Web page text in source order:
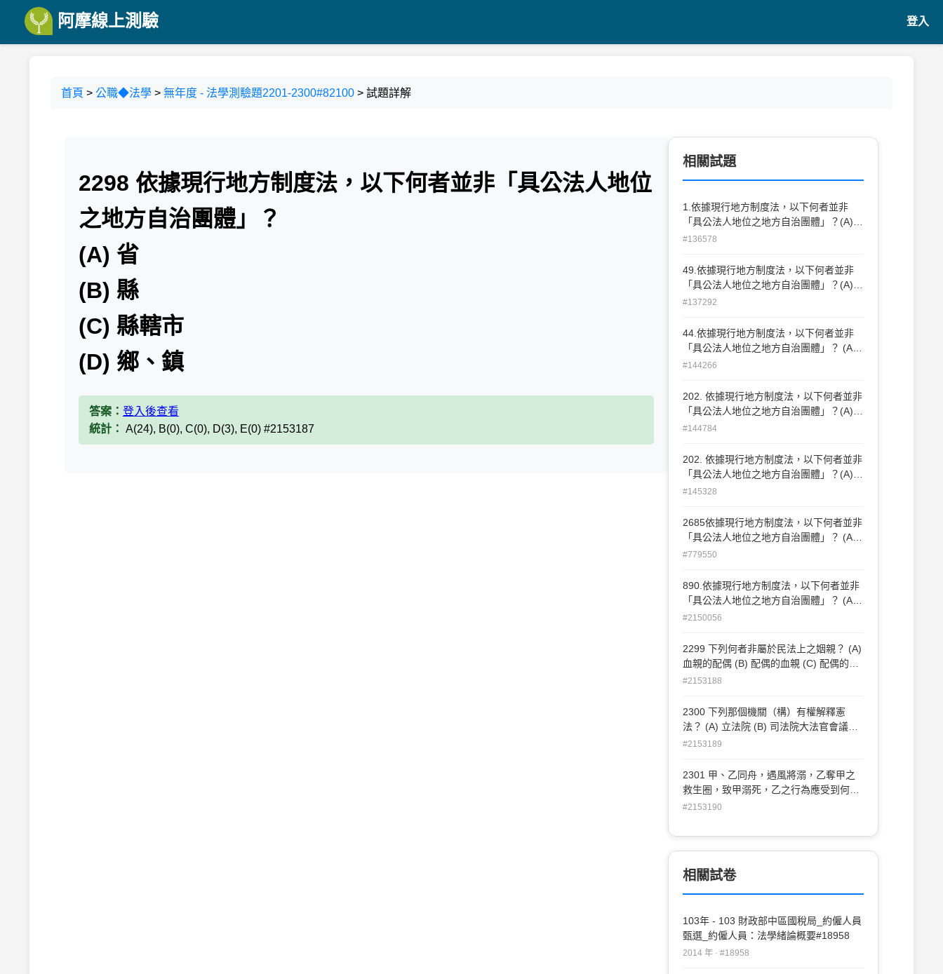
阿摩線上測驗 登入
首頁 > 公職◆法學 > 無年度 - 法學測驗題2201-2300#82100 > 試題詳解
2298 依據現行地方制度法，以下何者並非「具公法人地位
之地方自治團體」？
(A) 省
(B) 縣
(C) 縣轄市
(D) 鄉、鎮
答案： 登入後查看
統計： A(24), B(0), C(0), D(3), E(0) #2153187
相關試題
1.依據現行地方制度法，以下何者並非
「具公法人地位之地方自治團體」？(A)省
(B)縣(C)縣轄市(D)鄉、鎮
#136578
49.依據現行地方制度法，以下何者並非
「具公法人地位之地方自治團體」？(A)省
(B)縣(C)縣轄市(D)鄉、鎮
#137292
44.依據現行地方制度法，以下何者並非
「具公法人地位之地方自治團體」？ (A)
省 (B)縣 (C)縣轄市 (D)鄉、鎮
#144266
202. 依據現行地方制度法，以下何者並非
「具公法人地位之地方自治團體」？(A)省
(B) 縣 (C)縣轄市 (D)鄉、鎮
#144784
202. 依據現行地方制度法，以下何者並非
「具公法人地位之地方自治團體」？(A)省
(B) 縣 (C)縣轄市 (D)鄉、鎮
#145328
2685依據現行地方制度法，以下何者並非
「具公法人地位之地方自治團體」？ (A)
#779550
890.依據現行地方制度法，以下何者並非
「具公法人地位之地方自治團體」？ (A)
#2150056
2299 下列何者非屬於民法上之姻親？ (A)
血親的配偶 (B) 配偶的血親 (C) 配偶的血
親的配偶 (D) 血親的配偶的血親
#2153188
2300 下列那個機關（構）有權解釋憲
法？ (A) 立法院 (B) 司法院大法官會議
(C) 行政院 (D) 國民大會
#2153189
2301 甲、乙同舟，遇風將溺，乙奪甲之
救生圈，致甲溺死，乙之行為應受到何種
制裁？ (A) 罰金 (B) 罰鍰 (C) 六個月以下
#2153190
相關試卷
103年 - 103 財政部中區國稅局_約僱人員
甄選_約僱人員：法學緒論概要#18958
2014 年 · #18958